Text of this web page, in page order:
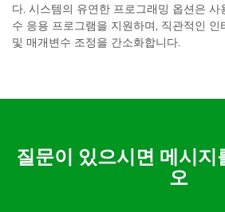
다. 시스템의 유연한 프로그래밍 옵션은
수 응용 프로그램을 지원하며, 직관적인 인
및 매개변수 조정을 간소화합니다.
질문이 있으시면 메시지
오